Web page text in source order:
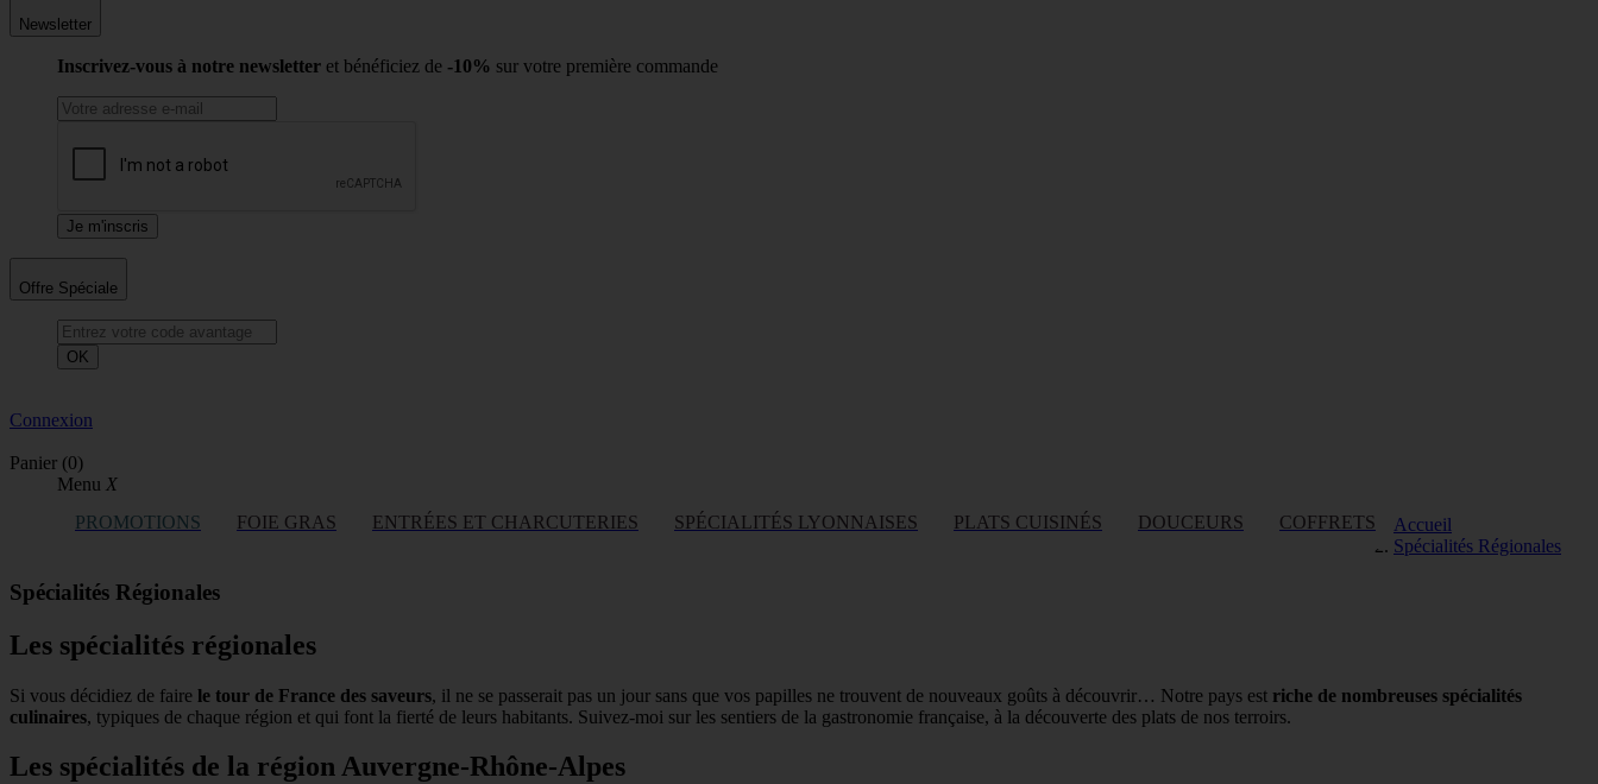
Newsletter
Inscrivez-vous à notre newsletter et bénéficiez de -10% sur votre première commande
Offre Spéciale
OK
Connexion
Panier (0)
Menu X
PROMOTIONS
FOIE GRAS ENTRÉES ET CHARCUTERIES SPÉCIALITÉS LYONNAISES PLATS CUISINÉS DOUCEURS COFFRETS
Accueil
Spécialités Régionales
Spécialités Régionales
Les spécialités régionales
Si vous décidiez de faire le tour de France des saveurs, il ne se passerait pas un jour sans que vos papilles ne trouvent de nouveaux goûts à découvrir… Notre pays est riche de nombreuses spécialités
culinaires, typiques de chaque région et qui font la fierté de leurs habitants. Suivez-moi sur les sentiers de la gastronomie française, à la découverte des plats de nos terroirs.
Les spécialités de la région Auvergne-Rhône-Alpes